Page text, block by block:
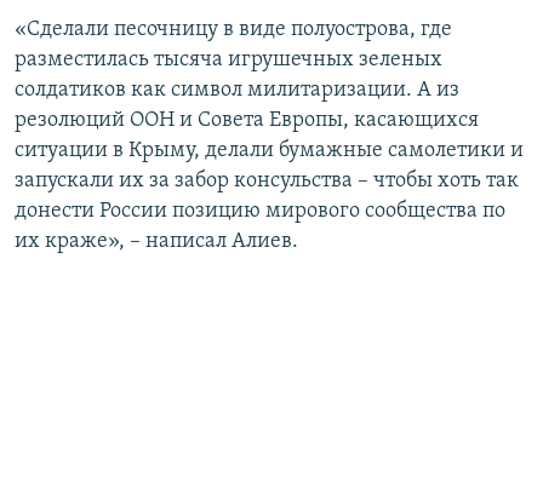
«Сделали песочницу в виде полуострова, где
разместилась тысяча игрушечных зеленых
солдатиков как символ милитаризации. А из
резолюций ООН и Совета Европы, касающихся
ситуации в Крыму, делали бумажные самолетики и
запускали их за забор консульства – чтобы хоть так
донести России позицию мирового сообщества по
их краже», – написал Алиев.